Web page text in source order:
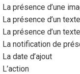
La présence d’une
La présence d’un
La présence d’un
La notification de
La date d’ajout
L’action